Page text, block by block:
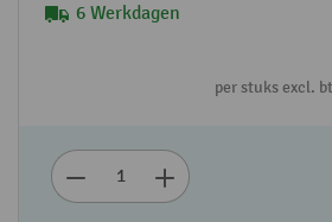
6 Werkdagen
per stuks excl.